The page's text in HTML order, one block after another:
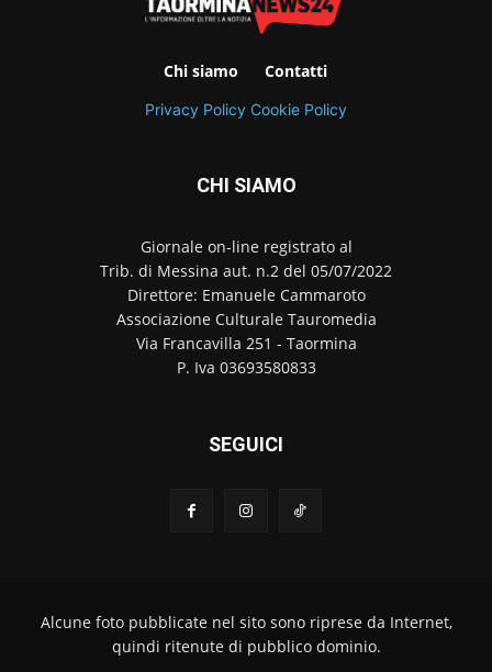
Chi siamo Contatti
Privacy Policy Cookie Policy
CHI SIAMO
Giornale on-line registrato al
Trib. di Messina aut. n.2 del 05/07/2022
Direttore: Emanuele Cammaroto
Associazione Culturale Tauromedia
Via Francavilla 251 - Taormina
P. Iva 03693580833
SEGUICI
Alcune foto pubblicate nel sito sono riprese da Internet,
quindi ritenute di pubblico dominio.